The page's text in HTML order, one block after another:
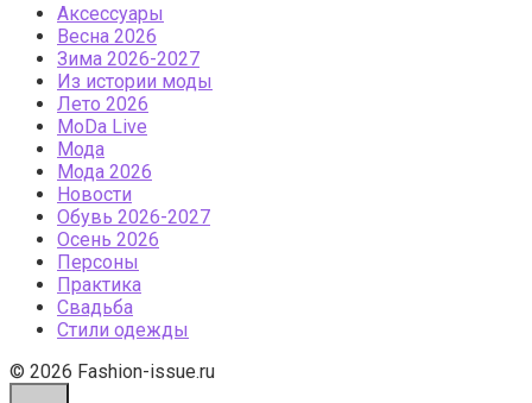
Аксессуары
Весна 2026
Зима 2026-2027
Из истории моды
Лето 2026
МоDа Live
Мода
Мода 2026
Новости
Обувь 2026-2027
Осень 2026
Персоны
Практика
Свадьба
Стили одежды
© 2026 Fashion-issue.ru